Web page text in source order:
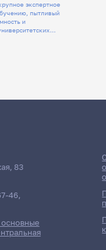
экспертное
пытливый
83
46,